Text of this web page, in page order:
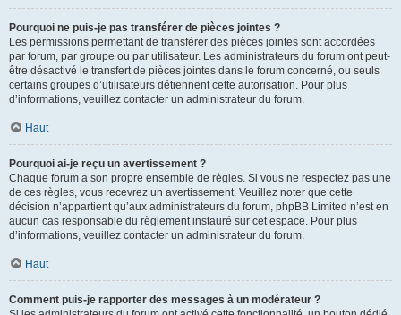
Pourquoi ne puis-je pas transférer de pièces jointes ?
Les permissions permettant de transférer des pièces jointes sont accordées
par forum, par groupe ou par utilisateur. Les administrateurs du forum ont peut-
être désactivé le transfert de pièces jointes dans le forum concerné, ou seuls
certains groupes d’utilisateurs détiennent cette autorisation. Pour plus
d’informations, veuillez contacter un administrateur du forum.
Haut
Pourquoi ai-je reçu un avertissement ?
Chaque forum a son propre ensemble de règles. Si vous ne respectez pas une
de ces règles, vous recevrez un avertissement. Veuillez noter que cette
décision n’appartient qu’aux administrateurs du forum, phpBB Limited n’est en
aucun cas responsable du règlement instauré sur cet espace. Pour plus
d’informations, veuillez contacter un administrateur du forum.
Haut
Comment puis-je rapporter des messages à un modérateur ?